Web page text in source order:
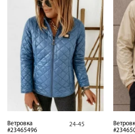
Ветровка
#23465496
24-45